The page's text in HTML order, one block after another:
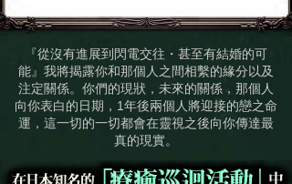
『從沒有進展到閃電交往・甚至有結婚的可
能』我將揭露你和那個人之間相繫的緣分以及
注定關係。你們的現狀，未來的關係，那個人
向你表白的日期，1年後兩個人將迎接的戀之命
運，這一切的一切都會在靈視之後向你傳達最
真的現實。